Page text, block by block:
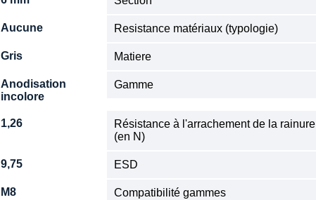
Aucune Resistance matériaux (typologie)
Gris Matiere
Anodisation
incolore
Gamme
1,26
Résistance à l'arrachement de la rainure
(en N)
9,75 ESD
M8 Compatibilité gammes